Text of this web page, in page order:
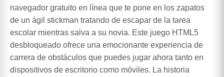
navegador gratuito en línea que te pone en los zapatos
de un ágil stickman tratando de escapar de la tarea
escolar mientras salva a su novia. Este juego HTML5
desbloqueado ofrece una emocionante experiencia de
carrera de obstáculos que puedes jugar ahora tanto en
dispositivos de escritorio como móviles. La historia